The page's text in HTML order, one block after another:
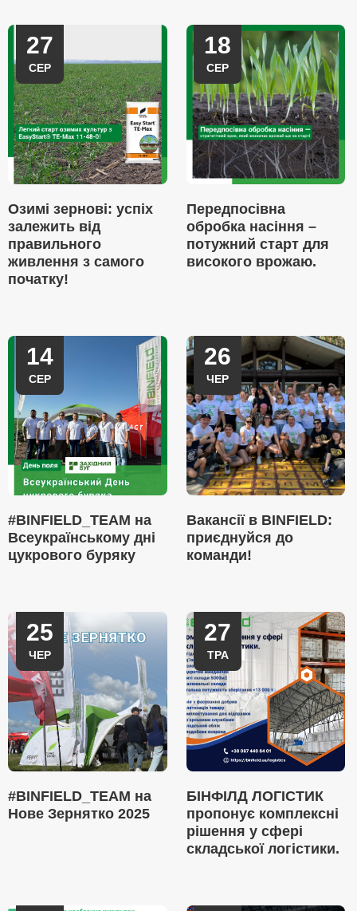
27
СЕР
Озимі зернові: успіх
залежить від
правильного
живлення з самого
початку!
18
СЕР
Передпосівна
обробка насіння –
потужний старт для
високого врожаю.
14
СЕР
#BINFIELD_TEAM на
Всеукраїнському дні
цукрового буряку
26
ЧЕР
Вакансії в BINFIELD:
приєднуйся до
команди!
25
ЧЕР
#BINFIELD_TEAM на
Нове Зернятко 2025
27
ТРА
БІНФІЛД ЛОГІСТИК
пропонує комплексні
рішення у сфері
складської логістики.